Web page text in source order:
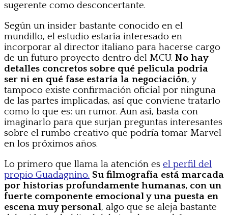
sugerente como desconcertante.
Según un insider bastante conocido en el
mundillo, el estudio estaría interesado en
incorporar al director italiano para hacerse cargo
de un futuro proyecto dentro del MCU. No hay
detalles concretos sobre qué película podría
ser ni en qué fase estaría la negociación, y
tampoco existe confirmación oficial por ninguna
de las partes implicadas, así que conviene tratarlo
como lo que es: un rumor. Aun así, basta con
imaginarlo para que surjan preguntas interesantes
sobre el rumbo creativo que podría tomar Marvel
en los próximos años.
Lo primero que llama la atención es el perfil del
propio Guadagnino. Su filmografía está marcada
por historias profundamente humanas, con un
fuerte componente emocional y una puesta en
escena muy personal, algo que se aleja bastante